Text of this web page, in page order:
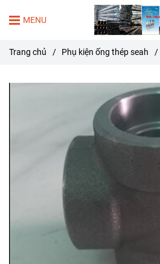
MENU
Trang chủ / Phụ kiện ống thép seah /